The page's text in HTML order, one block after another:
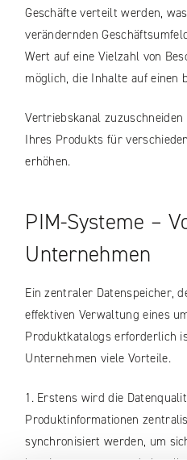
Geschäfte verteilt werden,
verändernden
Wert auf eine Vielzahl von
möglich, die Inhalte auf einen
Vertriebskanal
Ihres Produkts für
erhöhen.
PIM-Systeme –
Unternehmen
Ein zentraler Datenspeicher,
effektiven Verwaltung eines
Produktkatalogs erforderlich
Unternehmen viele Vorteile.
1. Erstens wird die
Produktinformationen
synchronisiert werden, um